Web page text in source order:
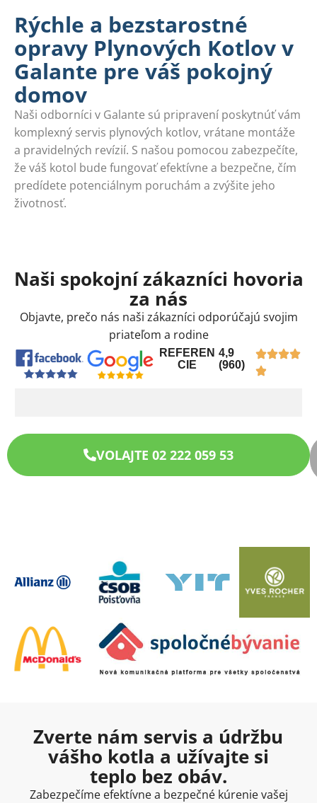
Rýchle a bezstarostné
opravy Plynových Kotlov v
Galante pre váš pokojný
domov
Naši odborníci v Galante sú pripravení poskytnúť vám
komplexný servis plynových kotlov, vrátane montáže
a pravidelných revízií. S našou pomocou zabezpečíte,
že váš kotol bude fungovať efektívne a bezpečne, čím
predídete potenciálnym poruchám a zvýšite jeho
životnosť.
Naši spokojní zákazníci hovoria
za nás
Objavte, prečo nás naši zákazníci odporúčajú svojim
priateľom a rodine
REFEREN
CIE
4,9
(960)
VOLAJTE 02 222 059 53
Zverte nám servis a údržbu
vášho kotla a užívajte si
teplo bez obáv.
Zabezpečíme efektívne a bezpečné kúrenie vašej